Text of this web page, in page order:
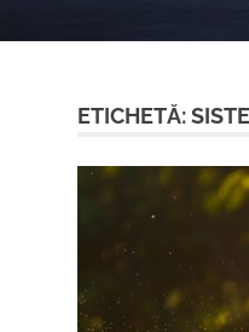
ETICHETĂ: